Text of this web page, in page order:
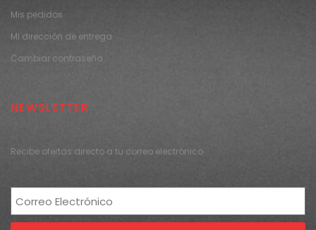
Mis pedidos
Mi dirección de entrega
Cambiar contraseña
NEWSLETTER
Recibe ofertas directo a tu correo electrónico